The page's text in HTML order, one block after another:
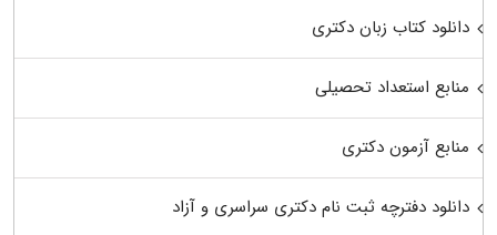
دانلود کتاب زبان دکتری
منابع استعداد تحصیلی
منابع آزمون دکتری
دانلود دفترچه ثبت نام دکتری سراسری و آزاد